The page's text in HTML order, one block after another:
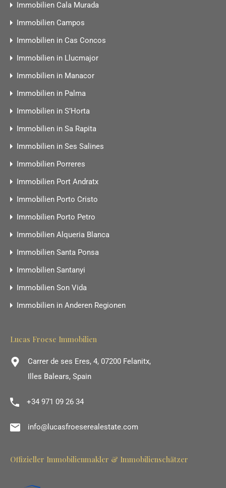
Immobilien Cala Murada
Immobilien Campos
Immobilien in Cas Concos
Immobilien in Llucmajor
Immobilien in Manacor
Immobilien in Palma
Immobilien in S’Horta
Immobilien in Sa Rapita
Immobilien in Ses Salines
Immobilien Porreres
Immobilien Port Andratx
Immobilien Porto Cristo
Immobilien Porto Petro
Immobilien Alqueria Blanca
Immobilien Santa Ponsa
Immobilien Santanyi
Immobilien Son Vida
Immobilien in Anderen Regionen
Lucas Froese Immobilien
Carrer de ses Eres, 4, 07200 Felanitx,
Illes Balears, Spain
+34 971 09 26 34
info@lucasfroeserealestate.com
Offizieller Immobilienmakler & Immobilienschätzer